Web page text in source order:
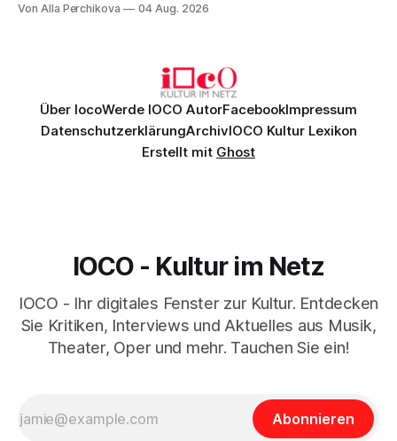
Genau so war der Abend im Kurhaus Wiesbaden, an dem
Von Alla Perchikova 04 Aug. 2026
Über IocoWerde IOCO AutorFacebookImpressum
DatenschutzerklärungArchivIOCO Kultur Lexikon
Erstellt mit Ghost
IOCO - Kultur im Netz
IOCO - Ihr digitales Fenster zur Kultur. Entdecken
Sie Kritiken, Interviews und Aktuelles aus Musik,
Theater, Oper und mehr. Tauchen Sie ein!
Abonnieren